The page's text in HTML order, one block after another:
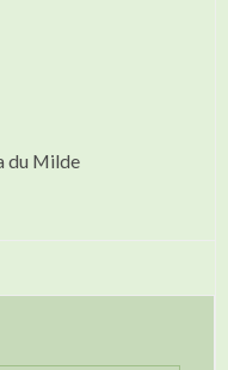
du Milde